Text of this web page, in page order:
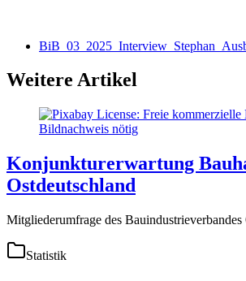
Weitere Artikel
Konjunkturerwartung
Ostdeutschland
Mitgliederumfrage des Bauindustrieverbandes
Statistik